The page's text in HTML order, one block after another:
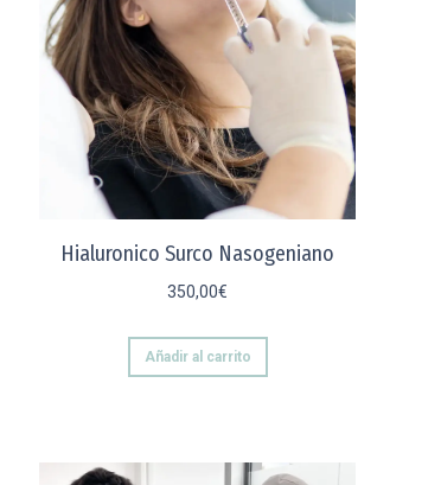
Hialuronico Surco Nasogeniano
350,00€
Añadir al carrito